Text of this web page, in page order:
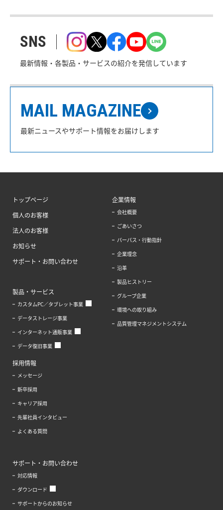
SNS
最新情報・各製品・サービスの紹介を発信しています
MAIL MAGAZINE
最新ニュースやサポート情報をお届けします
トップページ
個人のお客様
法人のお客様
お知らせ
サポート・お問い合わせ
製品・サービス
カスタムPC／タブレット事業
データストレージ事業
インターネット通販事業
データ復旧事業
企業情報
会社概要
ごあいさつ
パーパス・行動指針
企業理念
沿革
製品ヒストリー
グループ企業
環境への取り組み
品質管理マネジメントシステム
採用情報
メッセージ
新卒採用
キャリア採用
先輩社員インタビュー
よくある質問
サポート・お問い合わせ
対応情報
ダウンロード
サポートからのお知らせ